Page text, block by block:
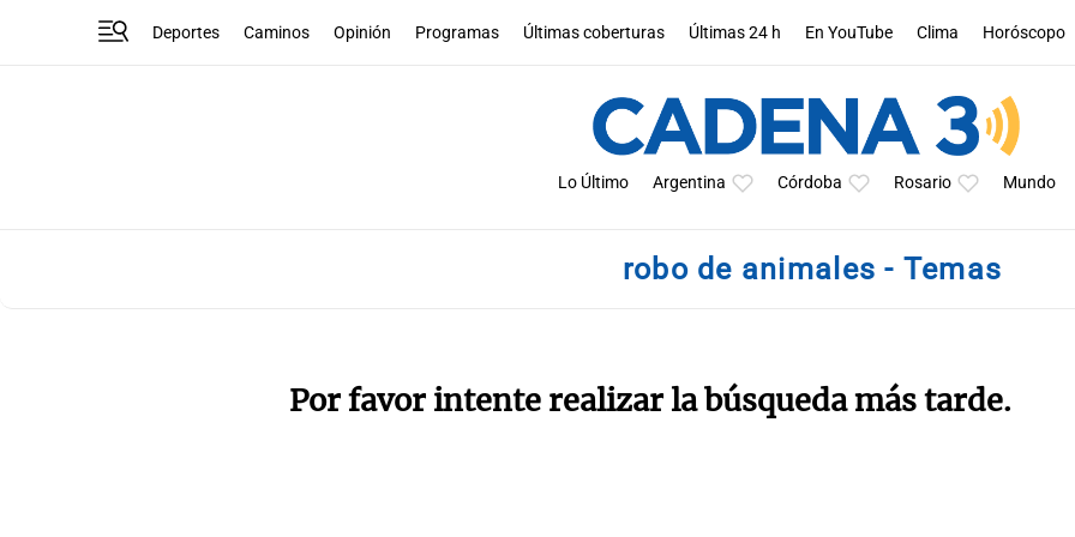
Deportes Caminos Opinión Programas Últimas coberturas Últimas 24 h En YouTube Clima Horóscopo
Lo Último Argentina Córdoba Rosario Mundo
robo de animales - Temas
Por favor intente realizar la búsqueda más tarde.